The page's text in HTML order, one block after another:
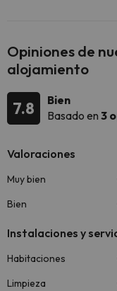
Opiniones de
alojamiento
7.8
Bien
Basado en 3